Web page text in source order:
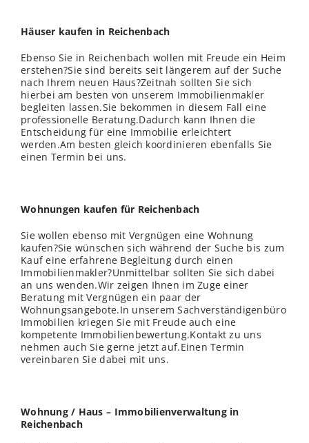
Häuser kaufen in Reichenbach
Ebenso Sie in Reichenbach wollen mit Freude ein Heim
erstehen?Sie sind bereits seit längerem auf der Suche
nach Ihrem neuen Haus?Zeitnah sollten Sie sich
hierbei am besten von unserem Immobilienmakler
begleiten lassen.Sie bekommen in diesem Fall eine
professionelle Beratung.Dadurch kann Ihnen die
Entscheidung für eine Immobilie erleichtert
werden.Am besten gleich koordinieren ebenfalls Sie
einen Termin bei uns.
Wohnungen kaufen für Reichenbach
Sie wollen ebenso mit Vergnügen eine Wohnung
kaufen?Sie wünschen sich während der Suche bis zum
Kauf eine erfahrene Begleitung durch einen
Immobilienmakler?Unmittelbar sollten Sie sich dabei
an uns wenden.Wir zeigen Ihnen im Zuge einer
Beratung mit Vergnügen ein paar der
Wohnungsangebote.In unserem Sachverständigenbüro
Immobilien kriegen Sie mit Freude auch eine
kompetente Immobilienbewertung.Kontakt zu uns
nehmen auch Sie gerne jetzt auf.Einen Termin
vereinbaren Sie dabei mit uns.
Wohnung / Haus – Immobilienverwaltung in
Reichenbach